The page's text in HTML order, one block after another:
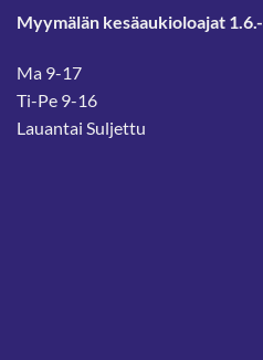
Myymälän kesäaukioloajat 1.6.-
Ma 9-17
Ti-Pe 9-16
Lauantai Suljettu